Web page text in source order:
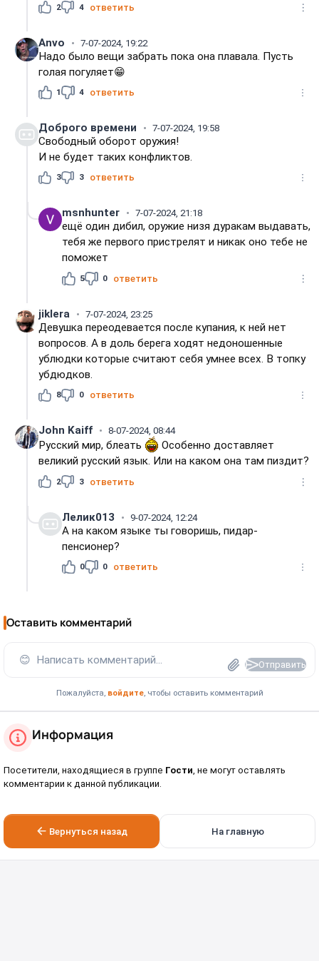
2 4 ответить
Anvo 7-07-2024, 19:22
Надо было вещи забрать пока она плавала. Пусть
голая погуляет😁
1 4 ответить
Доброго времени 7-07-2024, 19:58
Свободный оборот оружия!
И не будет таких конфликтов.
3 3 ответить
msnhunter 7-07-2024, 21:18
ещё один дибил, оружие низя дуракам выдавать,
тебя же первого пристрелят и никак оно тебе не
поможет
5 0 ответить
jiklera 7-07-2024, 23:25
Девушка переодевается после купания, к ней нет
вопросов. А в доль берега ходят недоношенные
ублюдки которые считают себя умнее всех. В топку
убдюдков.
8 0 ответить
John Kaiff 8-07-2024, 08:44
Русский мир, блеать
Особенно доставляет
великий русский язык. Или на каком она там пиздит?
2 3 ответить
Лелик013 9-07-2024, 12:24
А на каком языке ты говоришь, пидар-
пенсионер?
0 0 ответить
Оставить комментарий
😊 Написать комментарий... Отправить
Пожалуйста, войдите, чтобы оставить комментарий
Информация
Посетители, находящиеся в группе Гости, не могут оставлять
комментарии к данной публикации.
Вернуться назад На главную